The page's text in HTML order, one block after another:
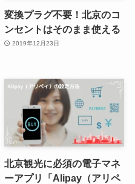
変換プラグ不要！北京のコ
ンセントはそのまま使える
2019年12月23日
北京観光に必須の電子マネ
ーアプリ「Alipay（アリペ